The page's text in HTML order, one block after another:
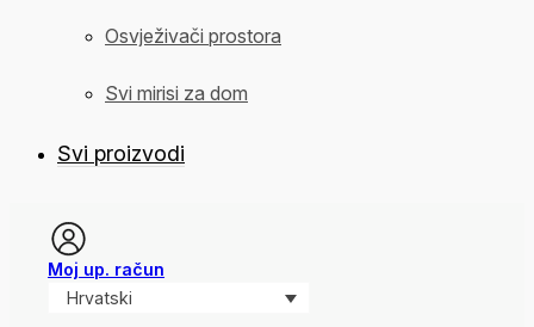
Osvježivači prostora
Svi mirisi za dom
Svi proizvodi
Moj up. račun
Hrvatski